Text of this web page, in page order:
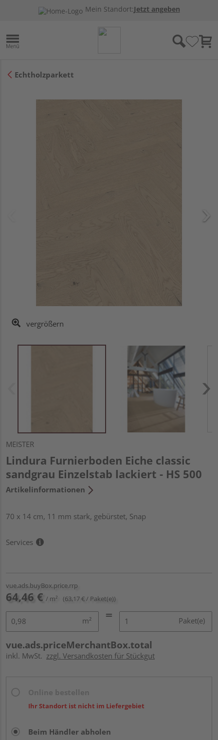
Mein Standort:Jetzt angeben
Echtholzparkett
vergrößern
MEISTER
Lindura Furnierboden Eiche classic
sandgrau Einzelstab lackiert - HS 500
Artikelinformationen
70 x 14 cm, 11 mm stark, gebürstet, Snap
Services
vue.ads.buyBox.price.rrp
64,46 € / m² (63,17 € / Paket(e))
m² Paket(e)
vue.ads.priceMerchantBox.total
inkl. MwSt. zzgl. Versandkosten für Stückgut
Ihr Standort ist nicht im Liefergebiet
Beim Händler abholen